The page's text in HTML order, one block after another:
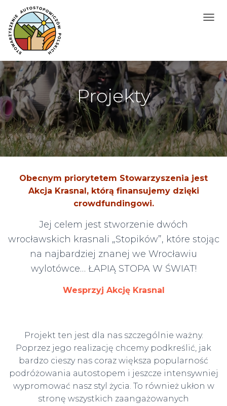
Ł
Ą
C
N
A
W
I
G
A
Projekty
Obecnym priorytetem Stowarzyszenia jest
Akcja Krasnal, którą finansujemy dzięki
crowdfundingowi.
Jej celem jest stworzenie dwóch
wrocławskich krasnali „Stopików”, które stojąc
na najbardziej znanej we Wrocławiu
wylotówce… ŁAPIĄ STOPA W ŚWIAT!
Wesprzyj Akcję Krasnal
Projekt ten jest dla nas szczególnie ważny.
Poprzez jego realizację chcemy podkreślić, jak
bardzo cieszy nas coraz większa popularność
podróżowania autostopem i jeszcze intensywniej
wypromować nasz styl życia. To również ukłon w
stronę wszystkich zaangażowanych